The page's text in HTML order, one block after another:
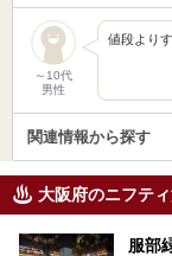
～10代
男性
値段より
関連情報から探す
大阪府のニフテ
服部